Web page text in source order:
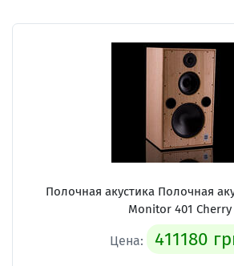
Полочная акустика Полочная
Monitor 401 Cherry
Цена: 411180